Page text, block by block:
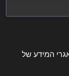
המידע של